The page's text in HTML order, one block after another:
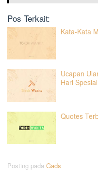
Pos Terkait:
Kata-Kata
Ucapan
Hari
Quotes
Posting pada Gads